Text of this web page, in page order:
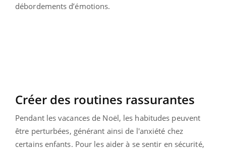
débordements d’émotions.
Créer des routines rassurantes
Pendant les vacances de Noël, les habitudes peuvent
être perturbées, générant ainsi de l'anxiété chez
certains enfants. Pour les aider à se sentir en sécurité,